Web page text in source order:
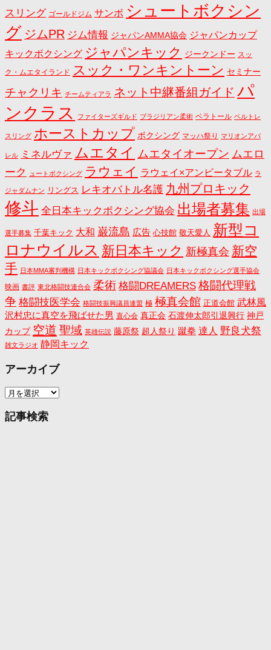
スリング ゴールドジム サンボ シュートボクシン
グ ジムPR ジム情報 ジャパンAMMA協会 ジャパンカップ
キックボクシング ジャパンキック ジークンドー スッ
ク・ムエタイランド スック・ワンキントーン セミナー
チャクリキ チームティアラ ネット中継番組ガイド パ
ンクラス
ファイターズギルド ブラジリアン柔術 ベラトール ベルトレ
スリング ホーストカップ ボクシング マッハ祭り マリオンアパ
レル ミネルヴァ ムエタイ ムエタイオープン ムエロ
ーク
ュートボクシング ラウェイ ラウェイ×アンビータブル ラ
ジャダムナン リングス レキオバトル名護 九州プロキック
修斗 全日本キックボクシング協会 出場者募集 出場
選手募集 千葉キック 大和 巌流島 広告 心技館 敬天愛人 新型コ
ロナウイルス 新日本キック 新極真会 新空
手 日本MMA審判機構 日本キックボクシング協議会 日本キックボクシング選手協会
映画 書評 東北格闘技連合会 柔術 格闘DREAMERS 格闘代理戦
争 格闘技医学会 格闘技振興議員連盟 極 極真会館 正道会館 武林風
沢村忠に真空を飛ばせた男 直心会 真正会 石渡伸太郎引退興行 神戸
カップ 空道 聖域 英雄伝説 藤原祭 超人祭り 蹴拳 達人 野良犬祭
雑文ラジオ 静岡キック
アーカイブ
ア
カ
記事検索